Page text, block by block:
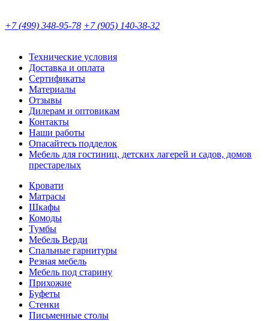
+7 (499) 348-95-78 +7 (905) 140-38-32
Технические условия
Доставка и оплата
Сертификаты
Материалы
Отзывы
Дилерам и оптовикам
Контакты
Наши работы
Опасайтесь подделок
Мебель для гостиниц, детских лагерей и садов, домов
престарелых
Кровати
Матрасы
Шкафы
Комоды
Тумбы
Мебель Верди
Спальные гарнитуры
Резная мебель
Мебель под старину
Прихожие
Буфеты
Стенки
Письменные столы